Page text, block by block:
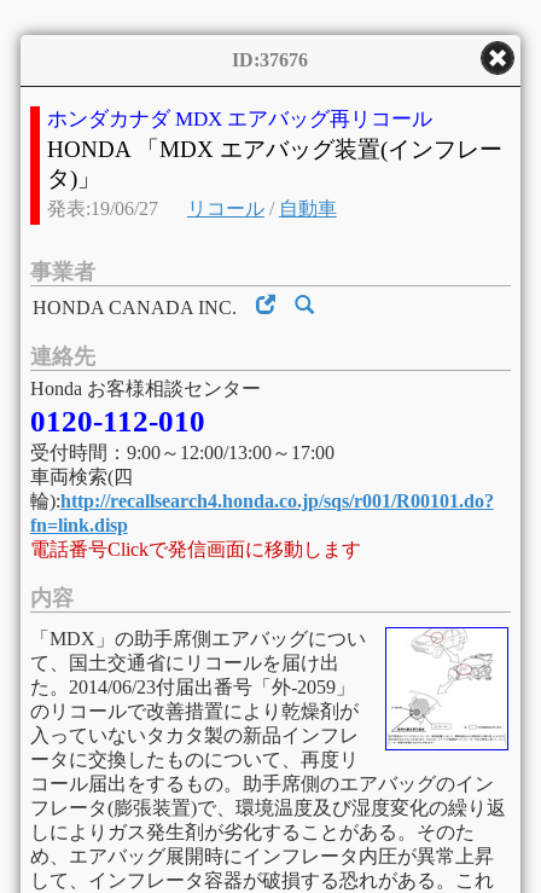
ID:37676
ホンダカナダ MDX エアバッグ再リコール
HONDA 「MDX エアバッグ装置(インフレー
タ)」
発表:19/06/27 リコール/ 自動車
事業者
HONDA CANADA INC.
連絡先
Honda お客様相談センター
0120-112-010
受付時間：9:00～12:00/13:00～17:00
車両検索(四
輪):http://recallsearch4.honda.co.jp/sqs/r001/R00101.do?
fn=link.disp
電話番号Clickで発信画面に移動します
内容
「MDX」の助手席側エアバッグについ
て、国土交通省にリコールを届け出
た。2014/06/23付届出番号「外-2059」
のリコールで改善措置により乾燥剤が
入っていないタカタ製の新品インフレ
ータに交換したものについて、再度リ
コール届出をするもの。助手席側のエアバッグのイン
フレータ(膨張装置)で、環境温度及び湿度変化の繰り返
しによりガス発生剤が劣化することがある。そのた
め、エアバッグ展開時にインフレータ内圧が異常上昇
して、インフレータ容器が破損する恐れがある。これ